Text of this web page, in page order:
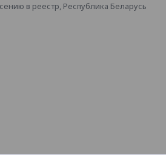
в реестр, Республика Беларусь